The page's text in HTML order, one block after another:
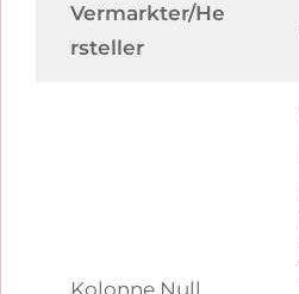
Vermarkter/He
rsteller
Kolonne Null